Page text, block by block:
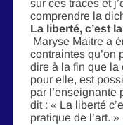
sur ces traces et
comprendre la
La liberté, c’est
Maryse Maitre a
contraintes qu’on
dire à la fin que la
pour elle, est
par
dit : « La liberté
pratique de l’art. »